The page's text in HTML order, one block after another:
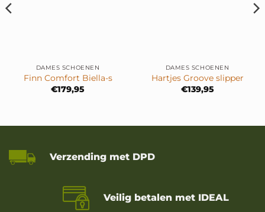
DAMES SCHOENEN
Finn Comfort Biella-s
€179,95
DAMES SCHOENEN
Hartjes Groove slipper
€139,95
Verzending met DPD
Veilig betalen met IDEAL